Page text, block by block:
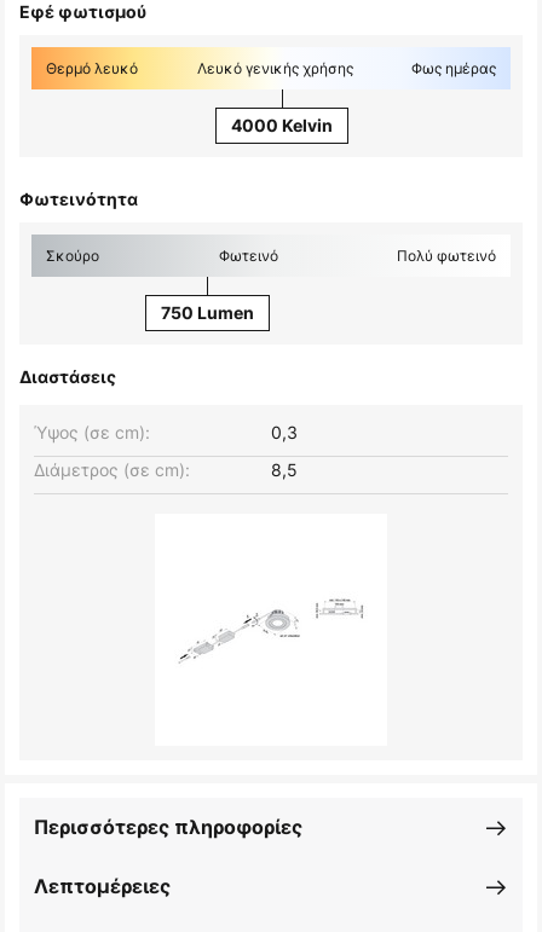
Εφέ φωτισμού
Θερμό λευκό Λευκό γενικής χρήσης Φως ημέρας
4000 Kelvin
Φωτεινότητα
Σκούρο Φωτεινό Πολύ φωτεινό
750 Lumen
Διαστάσεις
Ύψος (σε cm):
0,3
Διάμετρος (σε cm):
8,5
Λεπτομέρειες
Περισσότερες πληροφορίες